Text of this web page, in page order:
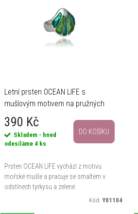
Letní prsten OCEAN LIFE s
mušlovým motivem na pružných
gumičkách
390 Kč
Skladem - hned
odesíláme 4 ks
DO KOŠÍKU
Prsten OCEAN LIFE vychází z motivu
mořské mušle a pracuje se smaltem v
odstínech tyrkysu a zelené.
Hypoalergenní kov, univerzální velikost a
Kód: Y01104